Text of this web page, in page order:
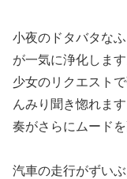
小夜のドタバタな
が一気に浄化します
少女のリクエスト
んみり聞き惚れます
奏がさらにムードを
汽車の走行がずい